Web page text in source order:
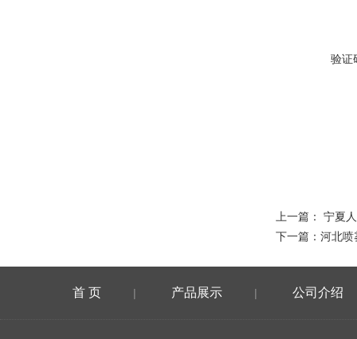
验证
上一篇： 宁夏
下一篇： 河北喷
首 页 | 产品展示 | 公司介绍